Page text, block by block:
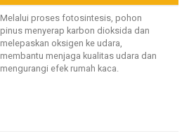
Melalui proses fotosintesis, pohon
pinus menyerap karbon dioksida dan
melepaskan oksigen ke udara,
membantu menjaga kualitas udara dan
mengurangi efek rumah kaca.